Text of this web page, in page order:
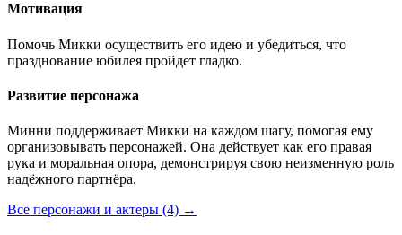
Мотивация
Помочь Микки осуществить его идею и убедиться, что
празднование юбилея пройдет гладко.
Развитие персонажа
Минни поддерживает Микки на каждом шагу, помогая ему
организовывать персонажей. Она действует как его правая
рука и моральная опора, демонстрируя свою неизменную роль
надёжного партнёра.
Все персонажи и актеры (4) →